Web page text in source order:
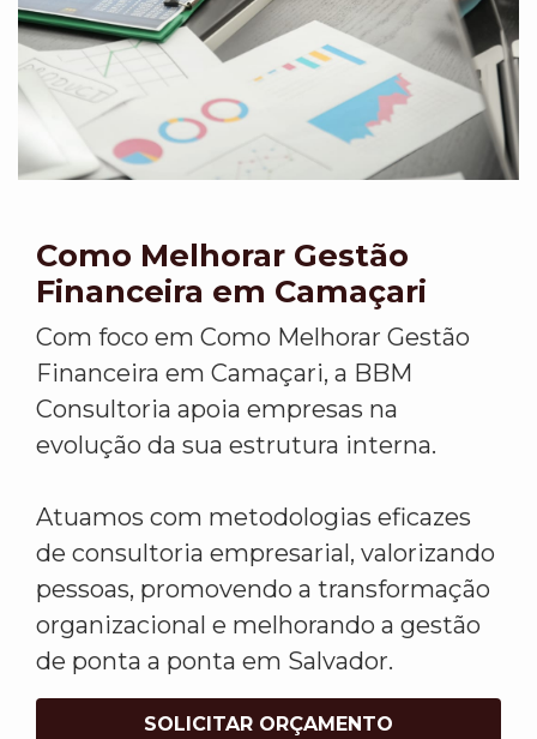
Como Melhorar Gestão
Financeira em Camaçari
Com foco em Como Melhorar Gestão
Financeira em Camaçari, a BBM
Consultoria apoia empresas na
evolução da sua estrutura interna.
Atuamos com metodologias eficazes
de consultoria empresarial, valorizando
pessoas, promovendo a transformação
organizacional e melhorando a gestão
de ponta a ponta em Salvador.
SOLICITAR ORÇAMENTO